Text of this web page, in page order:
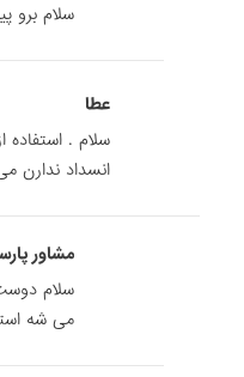
سلام برو
عطا
سلام .
انسداد ندارن
مشاور
سلام
می شه